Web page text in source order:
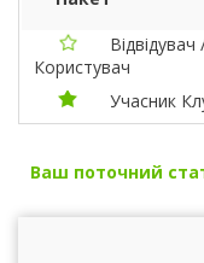
Відвідувач
Користувач
Учасник
Ваш поточний